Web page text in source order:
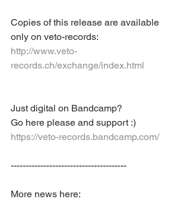
Copies of this release are available
only on veto-records:
http://www.veto-
records.ch/exchange/index.html
Just digital on Bandcamp?
Go here please and support :)
https://veto-records.bandcamp.com/
---------------------------------------
More news here: